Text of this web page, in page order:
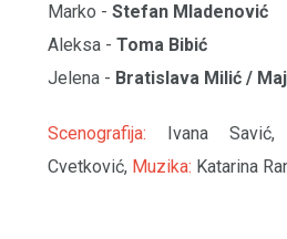
Marko - Stefan Mladenović
Aleksa - Toma Bibić
Jelena - Bratislava Milić /
Scenografija: Ivana Savić,
Cvetković,Muzika: Katarina